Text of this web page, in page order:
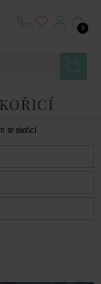
0
se skořicí